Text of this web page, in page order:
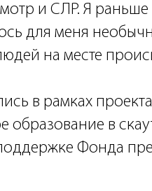
и СЛР. Я раньше
для меня
на месте
в рамках
образование в
Фонда